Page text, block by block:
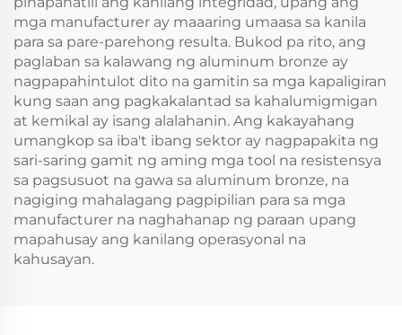
mga manufacturer ay maaaring umaasa sa kanila
para sa pare-parehong resulta. Bukod pa rito, ang
paglaban sa kalawang ng aluminum bronze ay
nagpapahintulot dito na gamitin sa mga kapaligiran
kung saan ang pagkakalantad sa kahalumigmigan
at kemikal ay isang alalahanin. Ang kakayahang
umangkop sa iba't ibang sektor ay nagpapakita ng
sari-saring gamit ng aming mga tool na resistensya
sa pagsusuot na gawa sa aluminum bronze, na
nagiging mahalagang pagpipilian para sa mga
manufacturer na naghahanap ng paraan upang
mapahusay ang kanilang operasyonal na
kahusayan.